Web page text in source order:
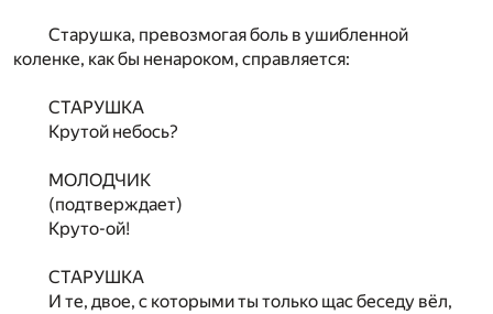
Старушка, превозмогая боль в ушибленной
коленке, как бы ненароком, справляется:
СТАРУШКА
Крутой небось?
МОЛОДЧИК
(подтверждает)
Круто-ой!
СТАРУШКА
И те, двое, с которыми ты только щас беседу вёл,